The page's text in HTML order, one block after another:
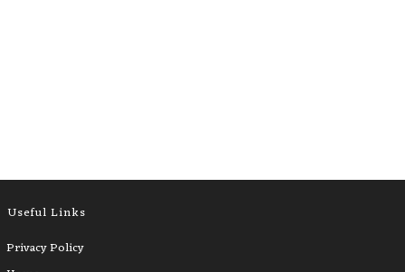
Useful Links
Privacy Policy